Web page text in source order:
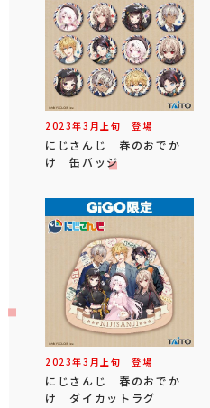
2023年3 月上旬 登場
にじさんじ 春のおでか
け 缶バッジ
2023年3 月 上旬 登場
にじさんじ 春のおでか
け ダイカットラグ